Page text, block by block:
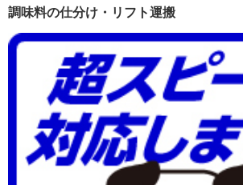
調味料の仕分け・リフト運搬